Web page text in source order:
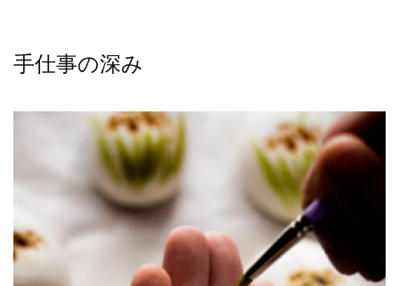
手仕事の深み